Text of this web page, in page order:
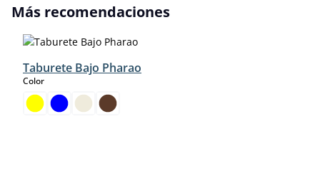
Omitir la galería de productos
Más recomendaciones
Taburete Bajo Pharao
Colorselect